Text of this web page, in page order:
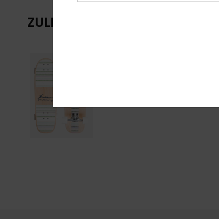
ZULETZT ANGESEHENE